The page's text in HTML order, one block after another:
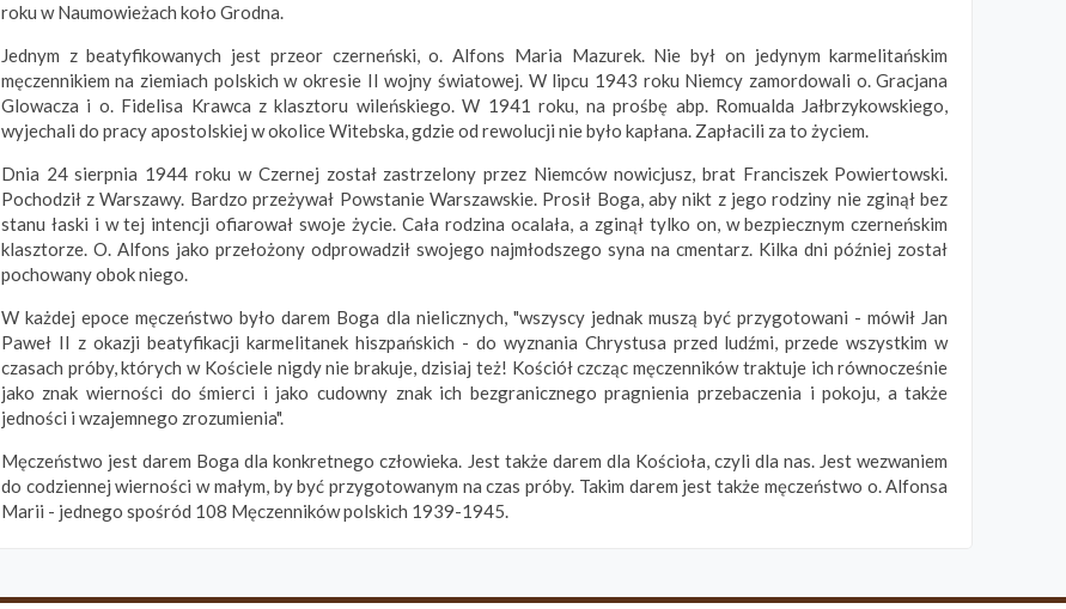
roku w Naumowieżach koło Grodna.
Jednym z beatyfikowanych jest przeor czerneński, o. Alfons Maria Mazurek. Nie był on jedynym karmelitańskim
męczennikiem na ziemiach polskich w okresie II wojny światowej. W lipcu 1943 roku Niemcy zamordowali o. Gracjana
Glowacza i o. Fidelisa Krawca z klasztoru wileńskiego. W 1941 roku, na prośbę abp. Romualda Jałbrzykowskiego,
wyjechali do pracy apostolskiej w okolice Witebska, gdzie od rewolucji nie było kapłana. Zapłacili za to życiem.
Dnia 24 sierpnia 1944 roku w Czernej został zastrzelony przez Niemców nowicjusz, brat Franciszek Powiertowski.
Pochodził z Warszawy. Bardzo przeżywał Powstanie Warszawskie. Prosił Boga, aby nikt z jego rodziny nie zginął bez
stanu łaski i w tej intencji ofiarował swoje życie. Cała rodzina ocalała, a zginął tylko on, w bezpiecznym czerneńskim
klasztorze. O. Alfons jako przełożony odprowadził swojego najmłodszego syna na cmentarz. Kilka dni później został
pochowany obok niego.
W każdej epoce męczeństwo było darem Boga dla nielicznych, "wszyscy jednak muszą być przygotowani - mówił Jan
Paweł II z okazji beatyfikacji karmelitanek hiszpańskich - do wyznania Chrystusa przed ludźmi, przede wszystkim w
czasach próby, których w Kościele nigdy nie brakuje, dzisiaj też! Kościół czcząc męczenników traktuje ich równocześnie
jako znak wierności do śmierci i jako cudowny znak ich bezgranicznego pragnienia przebaczenia i pokoju, a także
jedności i wzajemnego zrozumienia".
Męczeństwo jest darem Boga dla konkretnego człowieka. Jest także darem dla Kościoła, czyli dla nas. Jest wezwaniem
do codziennej wierności w małym, by być przygotowanym na czas próby. Takim darem jest także męczeństwo o. Alfonsa
Marii - jednego spośród 108 Męczenników polskich 1939-1945.